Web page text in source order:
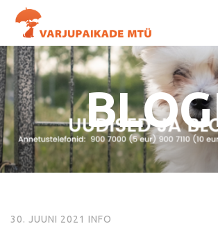
30. JUUNI 2021 INFO